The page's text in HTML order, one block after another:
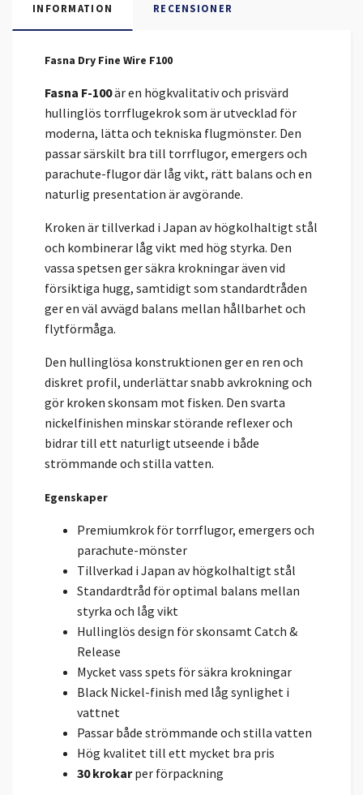
INFORMATION RECENSIONER
Fasna Dry Fine Wire F100
Fasna F-100är en högkvalitativ och prisvärd
hullinglös torrflugekrok som är utvecklad för
moderna, lätta och tekniska flugmönster. Den
passar särskilt bra till torrflugor, emergers och
parachute-flugor där låg vikt, rätt balans och en
naturlig presentation är avgörande.
Kroken är tillverkad i Japan av högkolhaltigt stål
och kombinerar låg vikt med hög styrka. Den
vassa spetsen ger säkra krokningar även vid
försiktiga hugg, samtidigt som standardtråden
ger en väl avvägd balans mellan hållbarhet och
flytförmåga.
Den hullinglösa konstruktionen ger en ren och
diskret profil, underlättar snabb avkrokning och
gör kroken skonsam mot fisken. Den svarta
nickelfinishen minskar störande reflexer och
bidrar till ett naturligt utseende i både
strömmande och stilla vatten.
Egenskaper
Premiumkrok för torrflugor, emergers och
parachute-mönster
Tillverkad i Japan av högkolhaltigt stål
Standardtråd för optimal balans mellan
styrka och låg vikt
Hullinglös design för skonsamt Catch &
Release
Mycket vass spets för säkra krokningar
Black Nickel-finish med låg synlighet i
vattnet
Passar både strömmande och stilla vatten
Hög kvalitet till ett mycket bra pris
30 krokarper förpackning